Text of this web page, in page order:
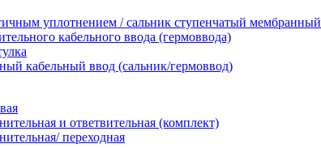
уплотнением / сальник ступенчатый мембранный
кабельного ввода (гермоввода)
кабельный ввод (сальник/гермоввод)
и ответвительная (комплект)
переходная